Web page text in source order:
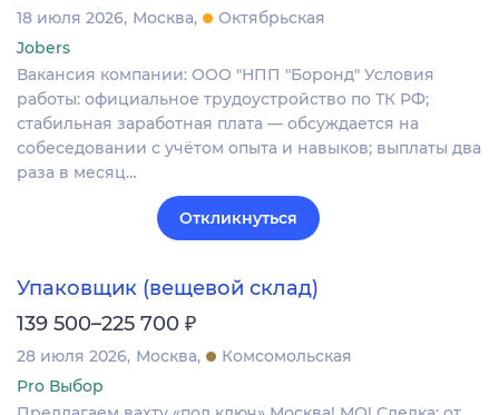
18 июля 2026 Москва
Октябрьская
Jobers
Вакансия компании: ООО "НПП "Боронд" Условия
работы: официальное трудоустройство по ТК РФ;
стабильная заработная плата — обсуждается на
собеседовании с учётом опыта и навыков; выплаты два
раза в месяц…
Откликнуться
Упаковщик (вещевой склад)
139 500–225 700 ₽
28 июля 2026 Москва
Комсомольская
Pro Выбор